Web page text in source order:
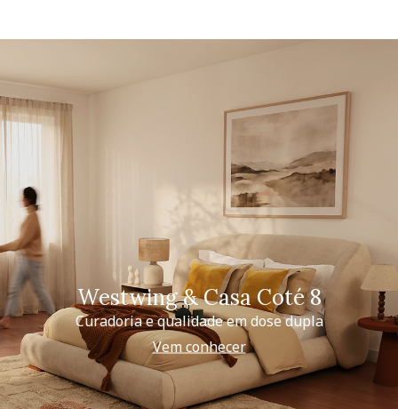
Westwing & Casa Coté 8
Curadoria e qualidade em dose dupla
Vem conhecer